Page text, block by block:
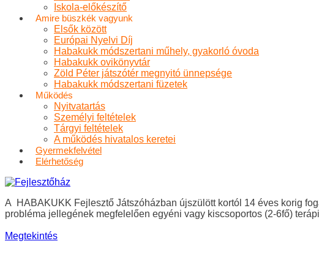
Iskola-előkészítő
Amire büszkék vagyunk
Elsők között
Európai Nyelvi Díj
Habakukk módszertani műhely, gyakorló óvoda
Habakukk ovikönyvtár
Zöld Péter játszótér megnyitó ünnepsége
Habakukk módszertani füzetek
Működés
Nyitvatartás
Személyi feltételek
Tárgyi feltételek
A működés hivatalos keretei
Gyermekfelvétel
Elérhetőség
A HABAKUKK Fejlesztő Játszóházban újszülött kortól 14 éves korig
probléma jellegének megfelelően egyéni vagy kiscsoportos (2-6fő)
Megtekintés